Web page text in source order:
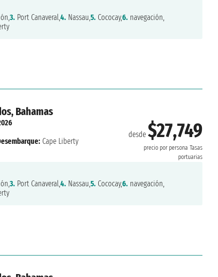
3. Port Canaveral,4. Nassau,5. Cococay,6. navegación,
Bahamas
desde $27,749
precio por persona Tasas
portuarias
Cape Liberty
3. Port Canaveral,4. Nassau,5. Cococay,6. navegación,